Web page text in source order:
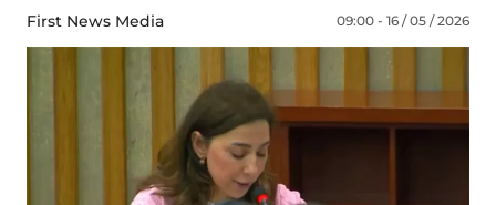
First News Media 09:00 - 16 / 05 / 2026